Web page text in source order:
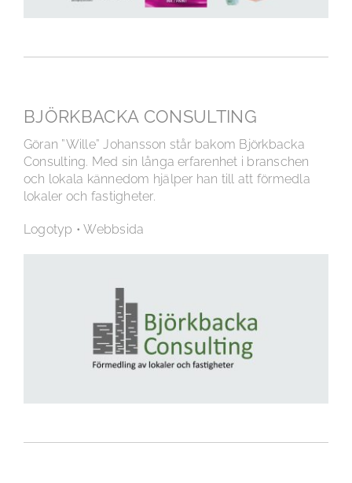
BJÖRKBACKA CONSULTING
Göran ”Wille” Johansson står bakom Björkbacka
Consulting. Med sin långa erfarenhet i branschen
och lokala kännedom hjälper han till att förmedla
lokaler och fastigheter.
Logotyp • Webbsida